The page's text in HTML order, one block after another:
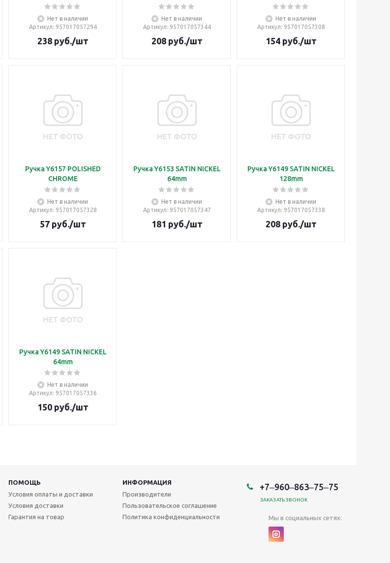
Нет в наличии
Артикул: 957017057294
238руб./шт
Нет в наличии
Артикул: 957017057344
208руб./шт
Нет в наличии
Артикул: 957017057308
154руб./шт
Ручка Y6157 POLISHED
CHROME
Нет в наличии
Артикул: 957017057328
57руб./шт
Ручка Y6153 SATIN NICKEL
64mm
Нет в наличии
Артикул: 957017057347
181 руб./шт
Ручка Y6149 SATIN NICKEL
128mm
Нет в наличии
Артикул: 957017057338
208руб./шт
Ручка Y6149 SATIN NICKEL
64mm
Нет в наличии
Артикул: 957017057336
150руб./шт
ПОМОЩЬ
ИНФОРМАЦИЯ
Условия оплаты и доставки
Условия доставки
Гарантия на товар
Производители
Пользовательское соглашение
Политика конфиденциальности
+7‒960‒863‒75‒75
ЗАКАЗАТЬ ЗВОНОК
Мы в социальных сетях: